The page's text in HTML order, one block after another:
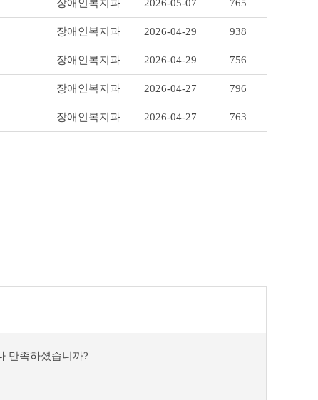
장애인복지과 2026-05-07 765
장애인복지과 2026-04-29 938
장애인복지과 2026-04-29 756
장애인복지과 2026-04-27 796
장애인복지과 2026-04-27 763
만족하셨습니까?